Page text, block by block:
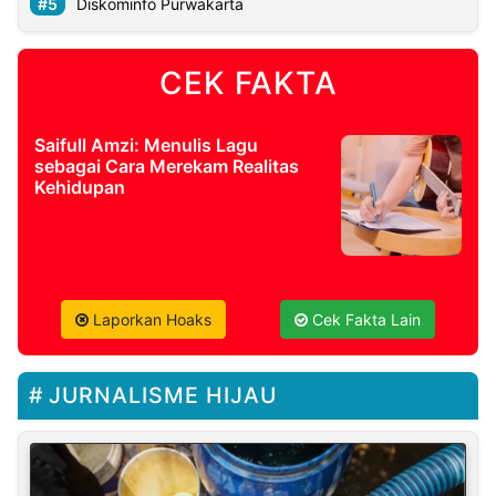
Diskominfo Purwakarta
CEK FAKTA
Saifull Amzi: Menulis Lagu
sebagai Cara Merekam Realitas
Kehidupan
Laporkan Hoaks Cek Fakta Lain
JURNALISME HIJAU